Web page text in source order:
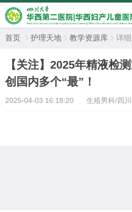
首页  护理天地  教学资源库  详细
【关注】2025年精液检
创国内多个“最”！
2025-04-03 16:18:20 生殖男科/四